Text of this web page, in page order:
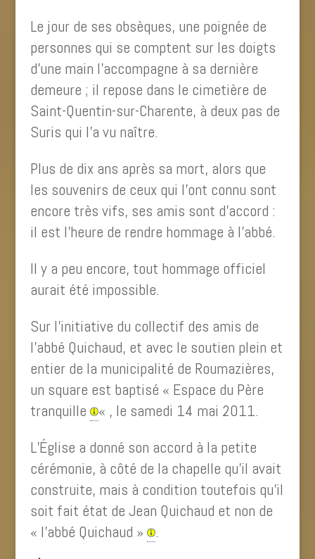
Le jour de ses obsèques, une poignée de
personnes qui se comptent sur les doigts
d’une main l’accompagne à sa dernière
demeure ; il repose dans le cimetière de
Saint-Quentin-sur-Charente, à deux pas de
Suris qui l’a vu naître.
Plus de dix ans après sa mort, alors que
les souvenirs de ceux qui l’ont connu sont
encore très vifs, ses amis sont d’accord :
il est l’heure de rendre hommage à l’abbé.
Il y a peu encore, tout hommage officiel
aurait été impossible.
Sur l’initiative du collectif des amis de
l’abbé Quichaud, et avec le soutien plein et
entier de la municipalité de Roumazières,
un square est baptisé « Espace du Père
tranquille
« , le samedi 14 mai 2011.
L’Église a donné son accord à la petite
cérémonie, à côté de la chapelle qu’il avait
construite, mais à condition toutefois qu’il
soit fait état de Jean Quichaud et non de
« l’abbé Quichaud »
.